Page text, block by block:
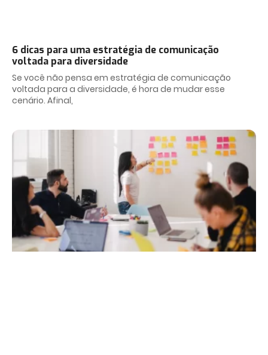
6 dicas para uma estratégia de comunicação
voltada para diversidade
Se você não pensa em estratégia de comunicação
voltada para a diversidade, é hora de mudar esse
cenário. Afinal,